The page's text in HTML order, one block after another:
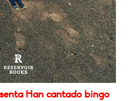
Han cantado bingo